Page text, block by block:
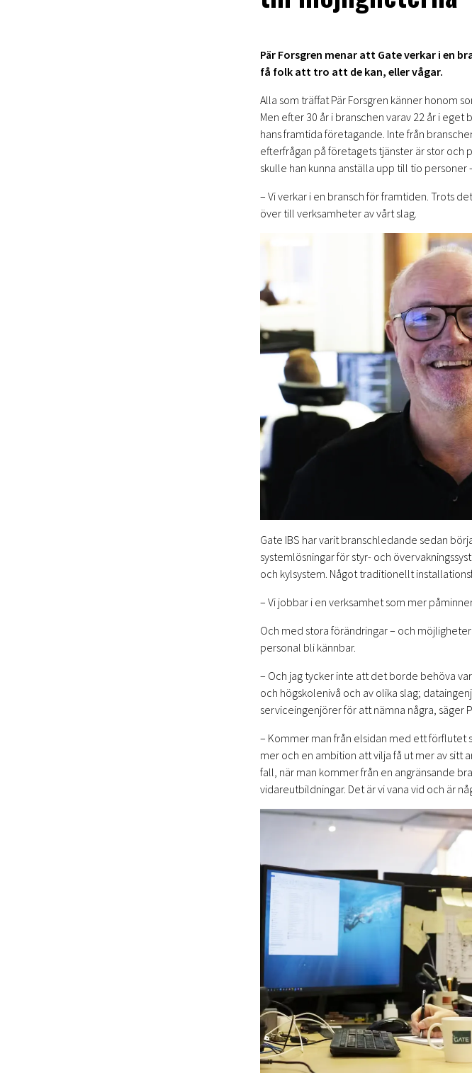
Pär Forsgren menar att Gate verkar i en
få folk att tro att de kan, eller vågar.
Alla som träffat Pär Forsgren känner honom
Men efter 30 år i branschen varav 22 år i
hans framtida företagande. Inte från
efterfrågan på företagets tjänster är stor och
skulle han kunna anställa upp till tio
– Vi verkar i en bransch för framtiden. Trots
över till verksamheter av vårt slag.
Gate IBS har varit branschledande sedan
systemlösningar för styr- och
och kylsystem. Något traditionellt
– Vi jobbar i en verksamhet som mer
Och med stora förändringar – och
personal bli kännbar.
– Och jag tycker inte att det borde behöva
och högskolenivå och av olika slag;
serviceingenjörer för att nämna några, säger
– Kommer man från elsidan med ett förflutet
mer och en ambition att vilja få ut mer av sitt
fall, när man kommer från en angränsande
vidareutbildningar. Det är vi vana vid och är